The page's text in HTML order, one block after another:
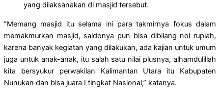
yang dilaksanakan di masjid tersebut.
”Memang masjid itu selama ini para takmirnya fokus dalam
memakmurkan masjid, saldonya pun bisa dibilang nol rupiah,
karena banyak kegiatan yang dilakukan, ada kajian untuk umum
juga untuk anak-anak, itu salah satu nilai plusnya, alhamdulillah
kita bersyukur perwakilan Kalimantan Utara itu Kabupaten
Nunukan dan bisa juara I tingkat Nasional,” katanya.